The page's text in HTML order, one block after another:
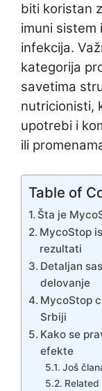
biti koristan
imuni sistem
infekcija.
kategorija
savetima
nutricionisti,
upotrebi i
ili
Table of
Šta je
MycoStop
rezultati
Detaljan
delovanje
MycoStop
Srbiji
Kako se
efekte
Još
Related